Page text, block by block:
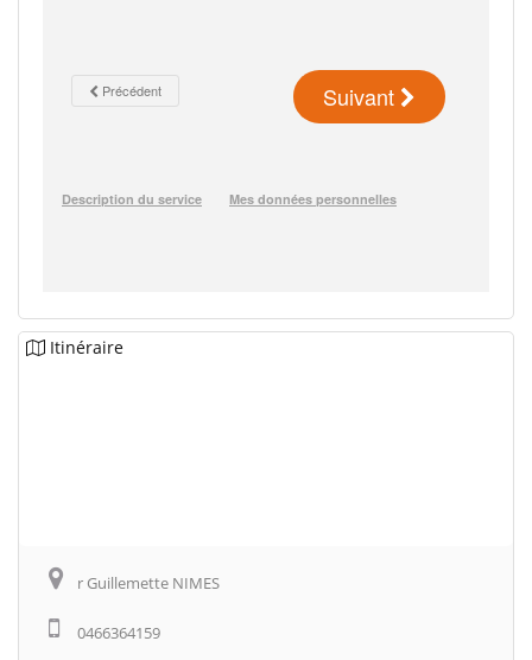
Itinéraire
r Guillemette NIMES
0466364159